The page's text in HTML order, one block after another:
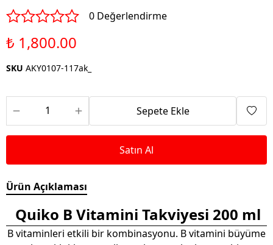
0 Değerlendirme
₺ 1,800.00
SKU AKY0107-117ak_
Sepete Ekle
Satın Al
Ürün Açıklaması
Quiko B Vitamini Takviyesi 200 ml
B vitaminleri etkili bir kombinasyonu. B vitamini büyüme